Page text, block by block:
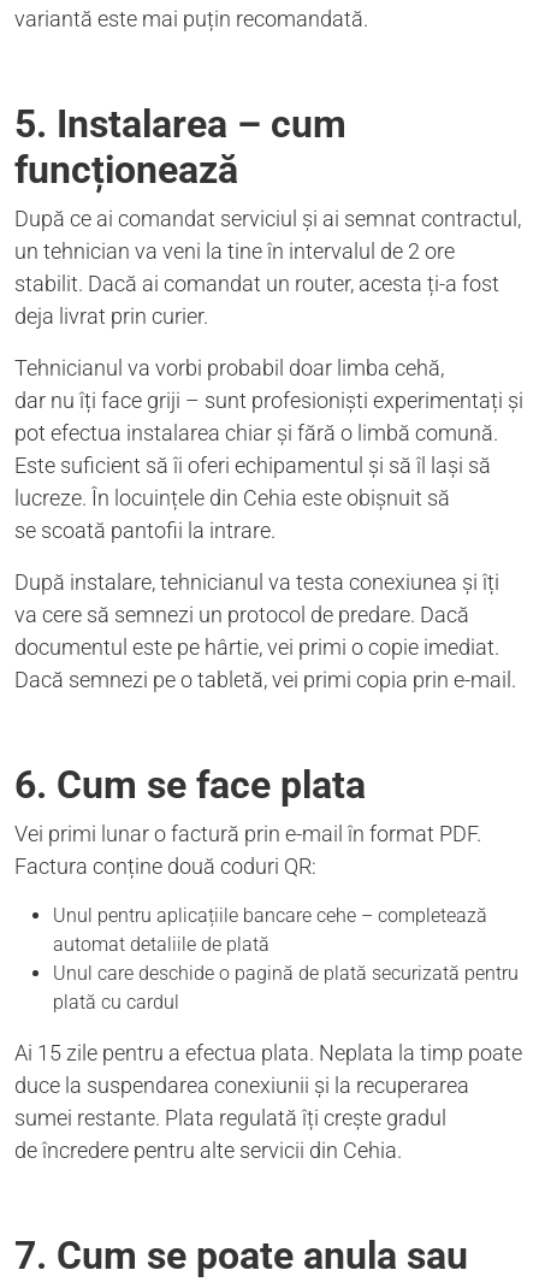
variantă este mai puțin recomandată.
5. Instalarea – cum
funcționează
După ce ai comandat serviciul și ai semnat contractul,
un tehnician va veni la tine în intervalul de 2 ore
stabilit. Dacă ai comandat un router, acesta ți-a fost
deja livrat prin curier.
Tehnicianul va vorbi probabil doar limba cehă,
dar nu îți face griji – sunt profesioniști experimentați și
pot efectua instalarea chiar și fără o limbă comună.
Este suficient să îi oferi echipamentul și să îl lași să
lucreze. În locuințele din Cehia este obișnuit să
se scoată pantofii la intrare.
După instalare, tehnicianul va testa conexiunea și îți
va cere să semnezi un protocol de predare. Dacă
documentul este pe hârtie, vei primi o copie imediat.
Dacă semnezi pe o tabletă, vei primi copia prin e-mail.
6. Cum se face plata
Vei primi lunar o factură prin e-mail în format PDF.
Factura conține două coduri QR:
Unul pentru aplicațiile bancare cehe – completează
automat detaliile de plată
Unul care deschide o pagină de plată securizată pentru
plată cu cardul
Ai 15 zile pentru a efectua plata. Neplata la timp poate
duce la suspendarea conexiunii și la recuperarea
sumei restante. Plata regulată îți crește gradul
de încredere pentru alte servicii din Cehia.
7. Cum se poate anula sau